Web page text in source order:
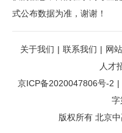
式公布数据为准，谢谢！
关于我们 | 联系我们 | 网
人才
京ICP备2020047806号-2 |
字
版权所有 北京